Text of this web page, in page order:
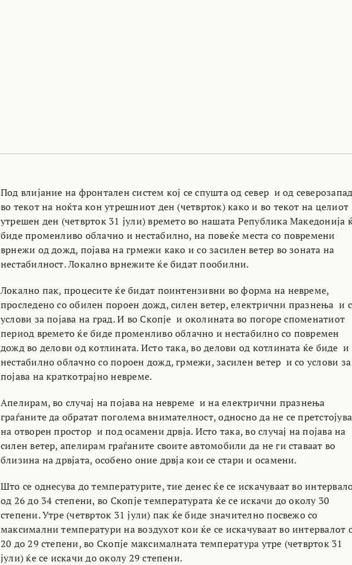
Под влијание на фронтален систем кој се спушта од север и од
во текот на ноќта кон утрешниот ден (четврток) како и во текот на целиот
утрешен ден (четврток 31 јули) времето во нашата Република Македонија
биде променливо облачно и нестабилно, на повеќе места со повремени
врнежи од дожд, појава на грмежи како и со засилен ветер во зоната на
нестабилност. Локално врнежите ќе бидат пообилни.
Локално пак, процесите ќе бидат поинтензивни во форма на невреме,
проследено со обилен пороен дожд, силен ветер, електрични празнења и
услови за појава на град. И во Скопје и околината во погоре споменатиот
период времето ќе биде променливо облачно и нестабилно со повремен
дожд во делови од котлината. Исто така, во делови од котлината ќе биде и
нестабилно облачно со пороен дожд, грмежи, засилен ветер и со услови за
појава на краткотрајно невреме.
Апелирам, во случај на појава на невреме и на електрични празнења
граѓаните да обратат поголема внимателност, односно да не се претстојува
на отворен простор и под осамени дрвја. Исто така, во случај на појава на
силен ветер, апелирам граѓаните своите автомобили да не ги ставаат во
близина на дрвјата, особено оние дрвја кои се стари и осамени.
Што се однесува до температурите, тие денес ќе се искачуваат во
од 26 до 34 степени, во Скопје температурата ќе се искачи до околу 30
степени. Утре (четврток 31 јули) пак ќе биде значително посвежо со
максимални температури на воздухот кои ќе се искачуваат во интервалот
20 до 29 степени, во Скопје максималната температура утре (четврток 31
јули) ќе се искачи до околу 29 степени.